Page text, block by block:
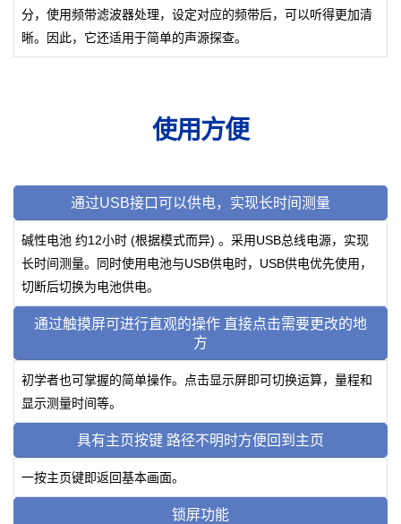
分，使用频带滤波器处理，设定对应的频带后，可以听得更加清
晰。因此，它还适用于简单的声源探查。
使用方便
通过USB接口可以供电，实现长时间测量
碱性电池 约12小时 (根据模式而异) 。采用USB总线电源，实现
长时间测量。同时使用电池与USB供电时，USB供电优先使用，
切断后切换为电池供电。
通过触摸屏可进行直观的操作 直接点击需要更改的地
方
初学者也可掌握的简单操作。点击显示屏即可切换运算，量程和
显示测量时间等。
具有主页按键 路径不明时方便回到主页
一按主页键即返回基本画面。
锁屏功能